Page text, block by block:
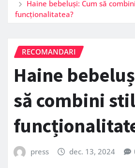
Haine bebeluși: Cum să
funcționalitatea?
RECOMANDARI
Haine
să combini
press dec. 13, 2024